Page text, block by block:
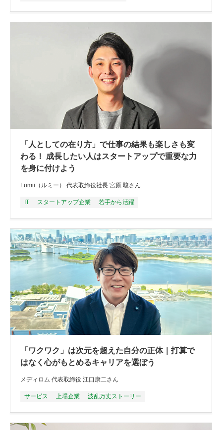
「人としての在り方」で仕事の結果も楽しさも変
わる！ 成長したい人はスタートアップで重要な力
を身に付けよう
Lumii（ルミー） 代表取締役社長 宮原 駿さん
IT スタートアップ企業 若手から活躍
「ワクワク」は次元を超えた自分の正体｜打算で
はなく心がもとめるキャリアを選ぼう
メディロム 代表取締役 江口康二さん
サービス 上場企業 波乱万丈ストーリー